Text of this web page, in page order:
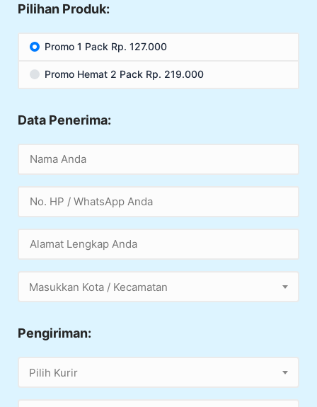
Pilihan Produk:
Promo 1 Pack Rp. 127.000
Promo Hemat 2 Pack Rp. 219.000
Data Penerima:
Masukkan Kota / Kecamatan
Pengiriman:
Pilih Kurir